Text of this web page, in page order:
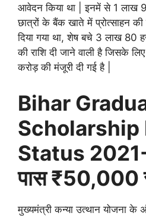
आवेदन किया था | इनमें से 1 लाख
छात्रों के बैंक खाते में प्रोत्साहन
दिया गया था, शेष बचे 3 लाख 80
की राशि दी जाने वाली है जिसके लिए
करोड़ की मंजूरी दी गई है |
Bihar
Scholarship
Status
पास ₹50,000
मुख्यमंत्री कन्या उत्थान योजना के